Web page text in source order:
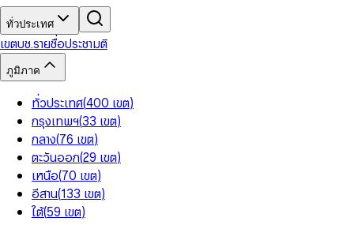
ทั่วประเทศ
เขตบช.รายชื่อประชามติ
ภูมิภาค
ทั่วประเทศ(400 เขต)
กรุงเทพฯ(33 เขต)
กลาง(76 เขต)
ตะวันออก(29 เขต)
เหนือ(70 เขต)
อีสาน(133 เขต)
ใต้(59 เขต)